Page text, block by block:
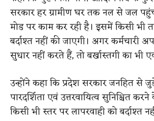
सरकार हर ग्रामीण घर तक नल से जल
मोड पर काम कर रही है। इसमें किसी भी
बर्दाश्त नहीं की जाएगी। अगर कर्मचारी
सुधार नहीं करते हैं, तो बर्खास्तगी का भी
उन्होंने कहा कि प्रदेश सरकार जनहित से
पारदर्शिता एवं उत्तरवायित्व सुनिश्चित
किसी भी स्तर पर लापरवाही को बर्दाश्त